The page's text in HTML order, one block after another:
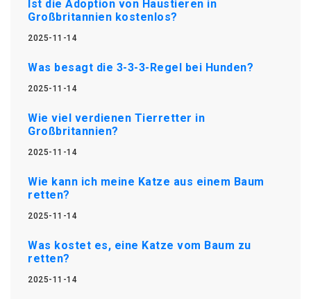
Ist die Adoption von Haustieren in
Großbritannien kostenlos?
2025-11-14
Was besagt die 3-3-3-Regel bei Hunden?
2025-11-14
Wie viel verdienen Tierretter in
Großbritannien?
2025-11-14
Wie kann ich meine Katze aus einem Baum
retten?
2025-11-14
Was kostet es, eine Katze vom Baum zu
retten?
2025-11-14